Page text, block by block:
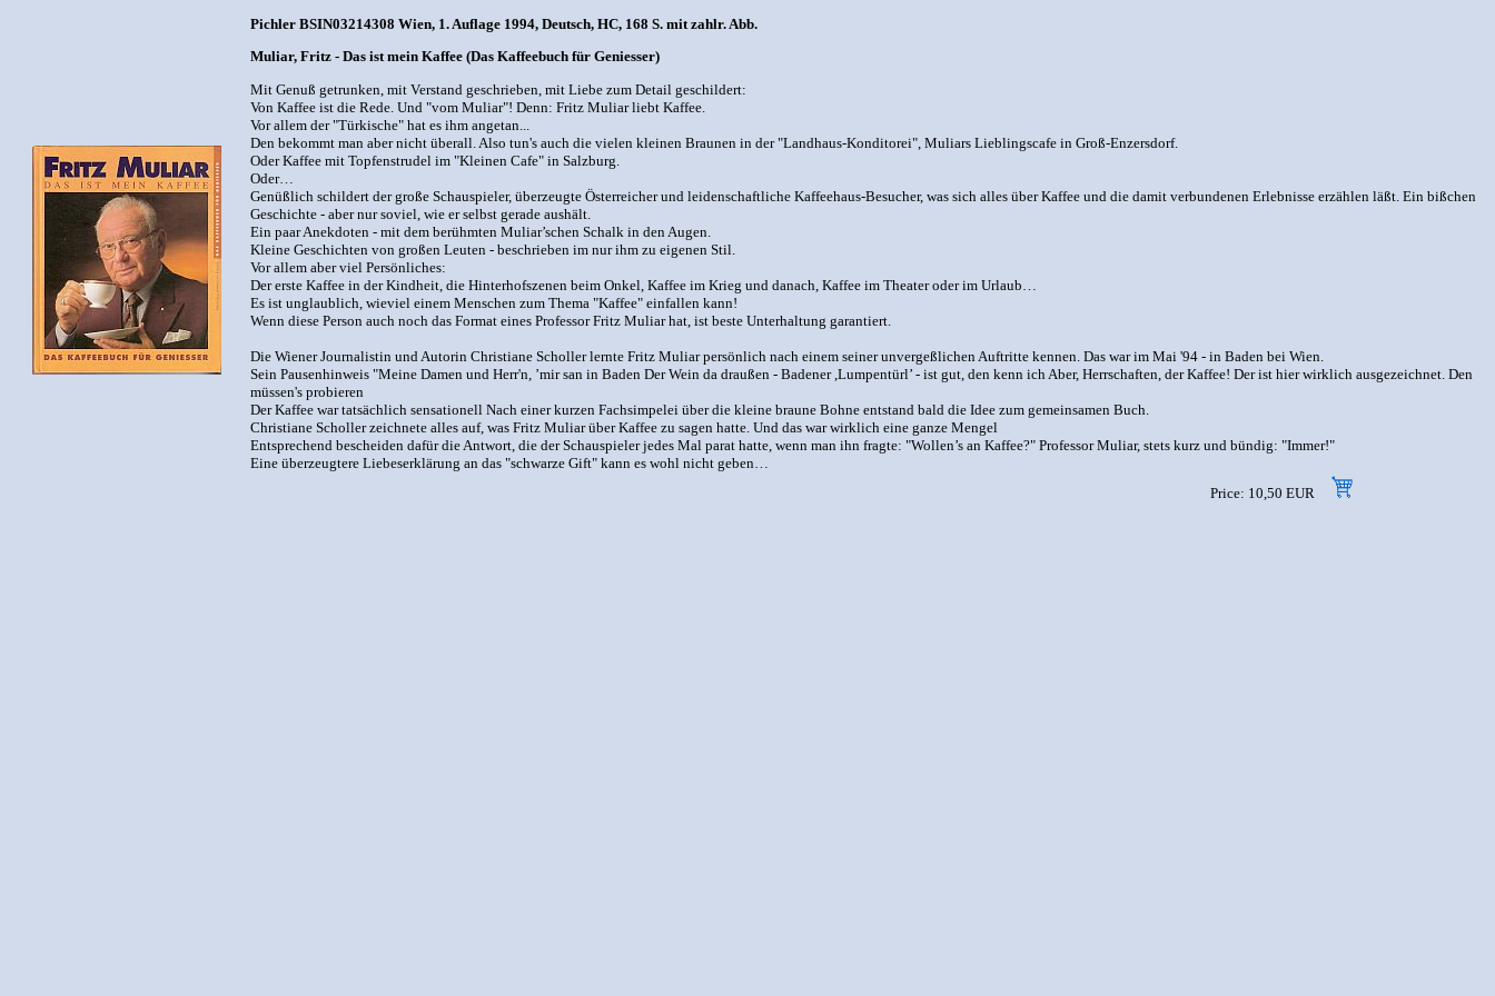
Pichler BSIN03214308 Wien, 1. Auflage 1994, Deutsch, HC, 168 S. mit zahlr. Abb.
Muliar, Fritz - Das ist mein Kaffee (Das Kaffeebuch für Geniesser)
Mit Genuß getrunken, mit Verstand geschrieben, mit Liebe zum Detail geschildert:
Von Kaffee ist die Rede. Und "vom Muliar"! Denn: Fritz Muliar liebt Kaffee.
Vor allem der "Türkische" hat es ihm angetan...
Den bekommt man aber nicht überall. Also tun's auch die vielen kleinen Braunen in der "Landhaus-Konditorei", Muliars Lieblingscafe in Groß-Enzersdorf.
Oder Kaffee mit Topfenstrudel im "Kleinen Cafe" in Salzburg.
Oder…
Genüßlich schildert der große Schauspieler, überzeugte Österreicher und leidenschaftliche Kaffeehaus-Besucher, was sich alles über Kaffee und die damit verbundenen Erlebnisse erzählen läßt. Ein bißchen
Geschichte - aber nur soviel, wie er selbst gerade aushält.
Ein paar Anekdoten - mit dem berühmten Muliar’schen Schalk in den Augen.
Kleine Geschichten von großen Leuten - beschrieben im nur ihm zu eigenen Stil.
Vor allem aber viel Persönliches:
Der erste Kaffee in der Kindheit, die Hinterhofszenen beim Onkel, Kaffee im Krieg und danach, Kaffee im Theater oder im Urlaub…
Es ist unglaublich, wieviel einem Menschen zum Thema "Kaffee" einfallen kann!
Wenn diese Person auch noch das Format eines Professor Fritz Muliar hat, ist beste Unterhaltung garantiert.
Die Wiener Journalistin und Autorin Christiane Scholler lernte Fritz Muliar persönlich nach einem seiner unvergeßlichen Auftritte kennen. Das war im Mai '94 - in Baden bei Wien.
Sein Pausenhinweis "Meine Damen und Herr'n, ’mir san in Baden Der Wein da draußen - Badener ,Lumpentürl’ - ist gut, den kenn ich Aber, Herrschaften, der Kaffee! Der ist hier wirklich ausgezeichnet. Den
müssen's probieren
Der Kaffee war tatsächlich sensationell Nach einer kurzen Fachsimpelei über die kleine braune Bohne entstand bald die Idee zum gemeinsamen Buch.
Christiane Scholler zeichnete alles auf, was Fritz Muliar über Kaffee zu sagen hatte. Und das war wirklich eine ganze Mengel
Entsprechend bescheiden dafür die Antwort, die der Schauspieler jedes Mal parat hatte, wenn man ihn fragte: "Wollen’s an Kaffee?" Professor Muliar, stets kurz und bündig: "Immer!"
Eine überzeugtere Liebeserklärung an das "schwarze Gift" kann es wohl nicht geben…
Price: 10,50 EUR